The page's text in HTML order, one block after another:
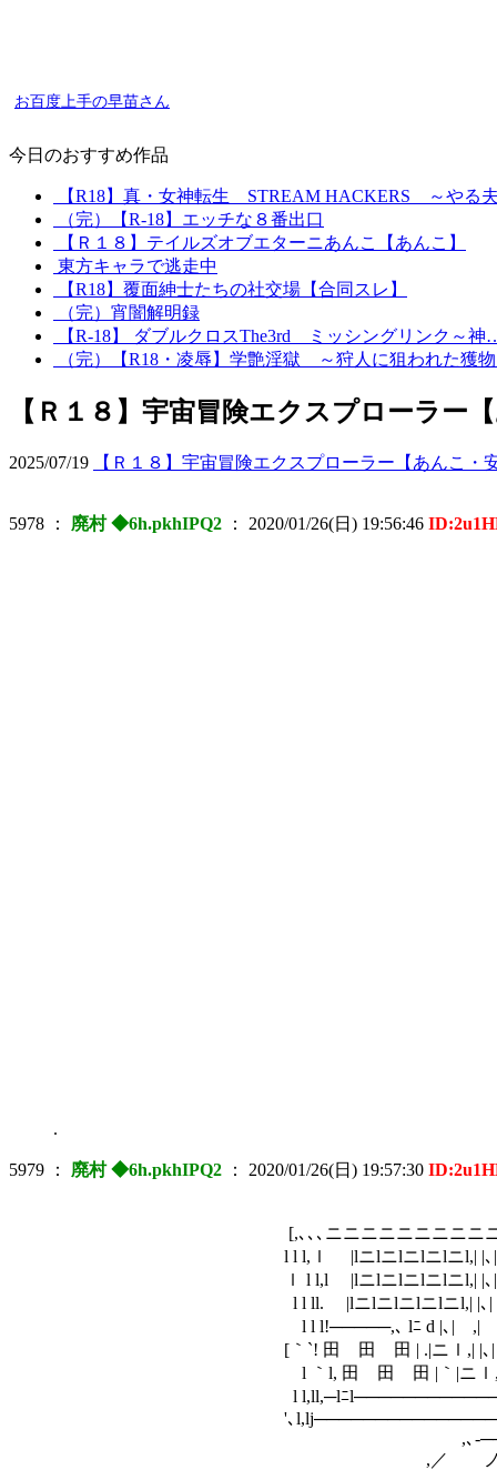
お百度上手の早苗さん
今日のおすすめ作品
【R18】真・女神転生 STREAM HACKERS ～やる
（完）【R-18】エッチな８番出口
【Ｒ１８】テイルズオブエターニあんこ【あんこ】
東方キャラで逃走中
【R18】覆面紳士たちの社交場【合同スレ】
（完）宵闇解明録
【R-18】 ダブルクロスThe3rd ミッシングリンク～神
（完）【R18・凌辱】学艶淫獄 ～狩人に狙われた獲
【Ｒ１８】宇宙冒険エクスプローラ
2025/07/19 【Ｒ１８】宇宙冒険エクスプローラー【あんこ・
5978 ： 廃村 ◆6h.pkhIPQ2 ： 2020/01/26(日) 19:56:46
.
5979 ： 廃村 ◆6h.pkhIPQ2 ： 2020/01/26(日) 19:57:30
[,､､､ニニニニニニニニニニニ
l l l,ｌ |lニlニlニlニlニl,| |､| ,__;
ｌ l l,l |lニlニlニlニlニl,| |､| .i'ｰ
l l ll. |lニlニlニlニlニl,| |､|
l l l!─────,､ lﾆ d |､| ,| | |
[｀`! 田 田 田 | .|ニｌ,| |､| |￣
l ｀l, 田 田 田 |｀|ニｌ,| |､| |l
l l,ll,─lﾆ
'､l,lj───────────────‐l,l
,､-─────────-, ＿
,／ ノ